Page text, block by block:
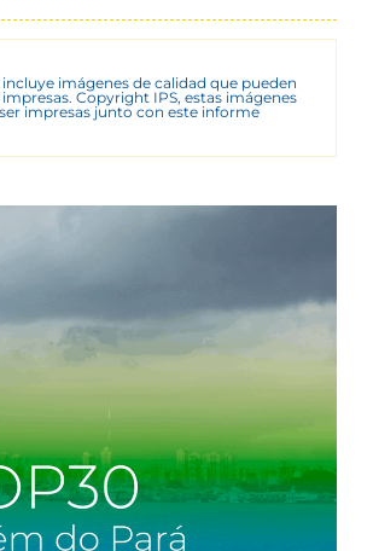
imágenes de calidad que pueden
impresas. Copyright IPS, estas imágenes
impresas junto con este informe